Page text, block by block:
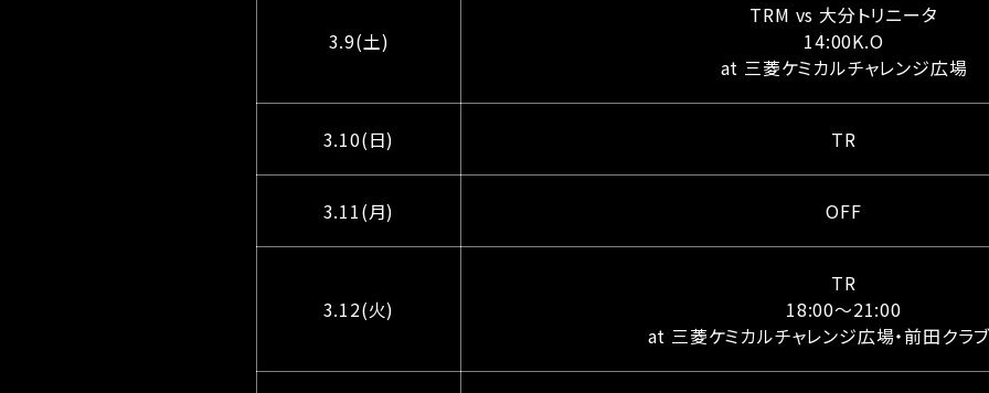
3.9(土)
TRM vs 大分トリニータ
14:00K.O
at 三菱ケミカルチャレンジ広場
3.10(日) TR
3.11(月) OFF
3.12(火)
TR
18:00〜21:00
at 三菱ケミカルチャレンジ広場・前田クラ